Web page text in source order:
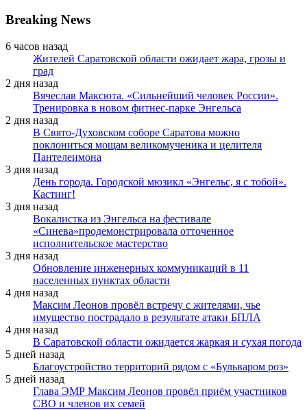
Breaking News
6 часов назад
Жителей Саратовской области ожидает жара, грозы и
град
2 дня назад
Вячеслав Максюта. «Сильнейший человек России».
Тренировка в новом фитнес-парке Энгельса
2 дня назад
В Свято-Духовском соборе Саратова можно
поклониться мощам великомученика и целителя
Пантелеимона
3 дня назад
День города. Городской мюзикл «Энгельс, я с тобой».
Кастинг!
3 дня назад
Вокалистка из Энгельса на фестивале
«Синева»продемонстрировала отточенное
исполнительское мастерство
3 дня назад
Обновление инженерных коммуникаций в 11
населенных пунктах области
4 дня назад
Максим Леонов провёл встречу с жителями, чье
имущество пострадало в результате атаки БПЛА
4 дня назад
В Саратовской области ожидается жаркая и сухая погода
5 дней назад
Благоустройство территорий рядом с «Бульваром роз»
5 дней назад
Глава ЭМР Максим Леонов провёл приём участников
СВО и членов их семей